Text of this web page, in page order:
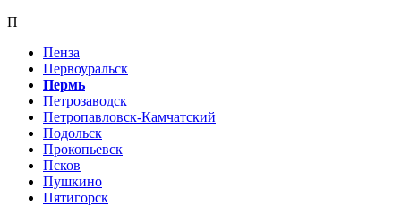
П
Пенза
Первоуральск
Пермь
Петрозаводск
Петропавловск-Камчатский
Подольск
Прокопьевск
Псков
Пушкино
Пятигорск